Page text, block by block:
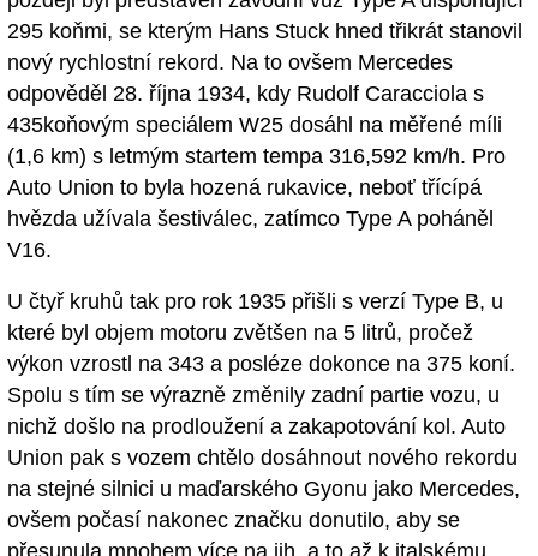
295 koňmi, se kterým Hans Stuck hned třikrát stanovil
nový rychlostní rekord. Na to ovšem Mercedes
odpověděl 28. října 1934, kdy Rudolf Caracciola s
435koňovým speciálem W25 dosáhl na měřené míli
(1,6 km) s letmým startem tempa 316,592 km/h. Pro
Auto Union to byla hozená rukavice, neboť třícípá
hvězda užívala šestiválec, zatímco Type A poháněl
V16.
U čtyř kruhů tak pro rok 1935 přišli s verzí Type B, u
které byl objem motoru zvětšen na 5 litrů, pročež
výkon vzrostl na 343 a posléze dokonce na 375 koní.
Spolu s tím se výrazně změnily zadní partie vozu, u
nichž došlo na prodloužení a zakapotování kol. Auto
Union pak s vozem chtělo dosáhnout nového rekordu
na stejné silnici u maďarského Gyonu jako Mercedes,
ovšem počasí nakonec značku donutilo, aby se
přesunula mnohem více na jih, a to až k italskému